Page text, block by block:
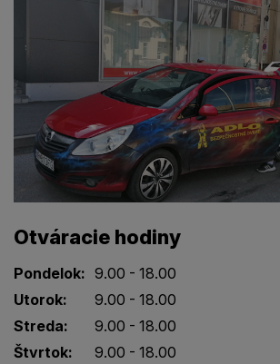
Otváracie hodiny
Pondelok: 9.00 - 18.00
Utorok:
9.00 - 18.00
Streda:
9.00 - 18.00
Štvrtok:
9.00 - 18.00